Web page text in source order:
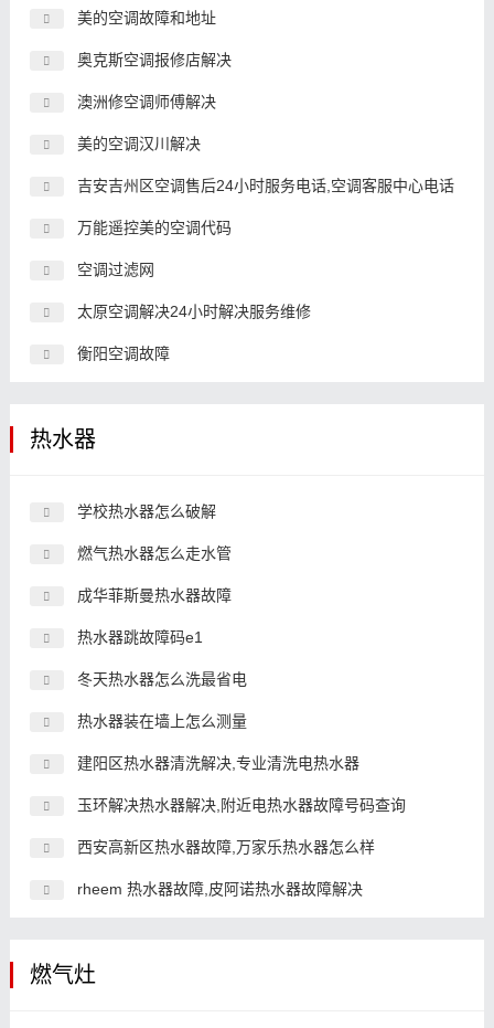
美的空调故障和地址
奥克斯空调报修店解决
澳洲修空调师傅解决
美的空调汉川解决
吉安吉州区空调售后24小时服务电话,空调客服中心电话
万能遥控美的空调代码
空调过滤网
太原空调解决24小时解决服务维修
衡阳空调故障
热水器
学校热水器怎么破解
燃气热水器怎么走水管
成华菲斯曼热水器故障
热水器跳故障码e1
冬天热水器怎么洗最省电
热水器装在墙上怎么测量
建阳区热水器清洗解决,专业清洗电热水器
玉环解决热水器解决,附近电热水器故障号码查询
西安高新区热水器故障,万家乐热水器怎么样
rheem 热水器故障,皮阿诺热水器故障解决
燃气灶